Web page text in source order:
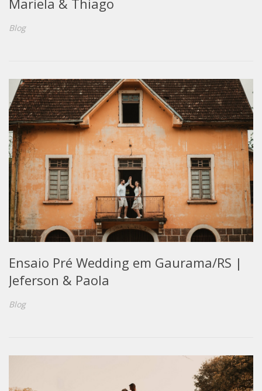
Mariela & Thiago
Blog
Ensaio Pré Wedding em Gaurama/RS |
Jeferson & Paola
Blog